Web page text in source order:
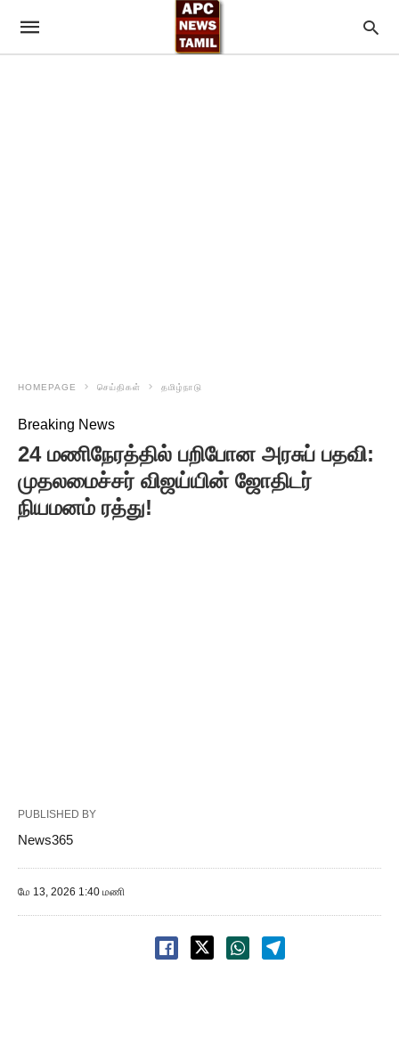
HOMEPAGE செய்திகள் தமிழ்நாடு
Breaking News
24 மணிநேரத்தில் பறிபோன அரசுப் பதவி:
முதலமைச்சர் விஜய்யின் ஜோதிடர்
நியமனம் ரத்து!
PUBLISHED BY
News365
மே 13, 2026 1:40 மணி